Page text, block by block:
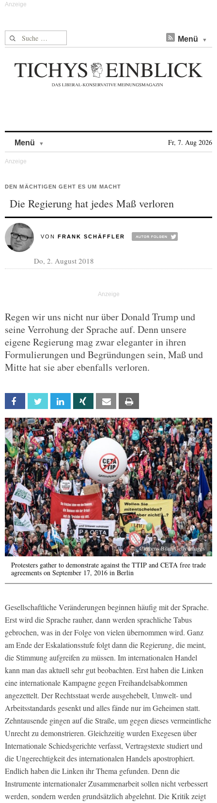
Suche nach: Menü
Menü Fr, 7. Aug 2026
DEN MÄCHTIGEN GEHT ES UM MACHT
Die Regierung hat jedes Maß verloren
VON FRANK SCHÄFFLER
Do, 2. August 2018
Regen wir uns nicht nur über Donald Trump und
seine Verrohung der Sprache auf. Denn unsere
eigene Regierung mag zwar eleganter in ihren
Formulierungen und Begründungen sein, Maß und
Mitte hat sie aber ebenfalls verloren.
Facebook Twitter Linkedin Xing Email
Clemens Bilan/Getty Images
Protesters gather to demonstrate against the TTIP and CETA free trade
agreements on September 17, 2016 in Berlin
Gesellschaftliche Veränderungen beginnen häufig mit der Sprache.
Erst wird die Sprache rauher, dann werden sprachliche Tabus
gebrochen, was in der Folge von vielen übernommen wird. Ganz
am Ende der Eskalationsstufe folgt dann die Regierung, die meint,
die Stimmung aufgreifen zu müssen. Im internationalen Handel
kann man das aktuell sehr gut beobachten. Erst haben die Linken
eine internationale Kampagne gegen Freihandelsabkommen
angezettelt. Der Rechtsstaat werde ausgehebelt, Umwelt- und
Arbeitsstandards gesenkt und alles fände nur im Geheimen statt.
Zehntausende gingen auf die Straße, um gegen dieses vermeintliche
Unrecht zu demonstrieren. Gleichzeitig wurden Exegesen über
Internationale Schiedsgerichte verfasst, Vertragstexte studiert und
die Ungerechtigkeit des internationalen Handels apostrophiert.
Endlich haben die Linken ihr Thema gefunden. Denn die
Instrumente internationaler Zusammenarbeit sollen nicht verbessert
werden, sondern werden grundsätzlich abgelehnt. Die Kritik zeigt